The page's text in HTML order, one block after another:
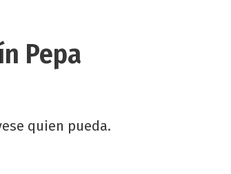
Pepa
quien pueda.